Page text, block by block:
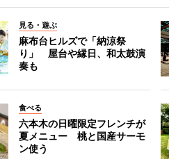
見る・遊ぶ
麻布台ヒルズで「納涼祭
り」 屋台や縁日、和太鼓演
奏も
食べる
六本木の日曜限定フレンチが
夏メニュー 桃と国産サーモ
ン使う